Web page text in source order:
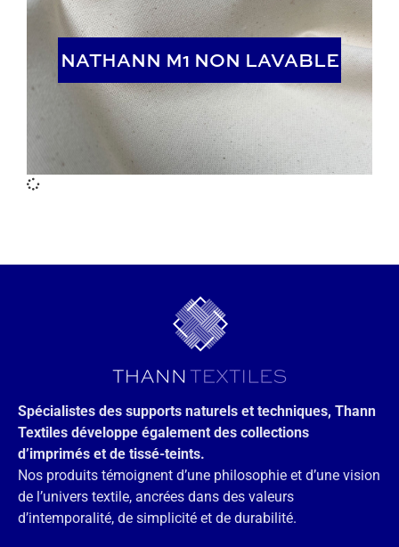
NATHANN M1 NON LAVABLE
NATHANN M1 NON LAVABLE
Spécialistes des supports naturels et techniques, Thann
Textiles développe également des collections
d’imprimés et de tissé-teints.
Nos produits témoignent d’une philosophie et d’une vision
de l’univers textile, ancrées dans des valeurs
d’intemporalité, de simplicité et de durabilité.